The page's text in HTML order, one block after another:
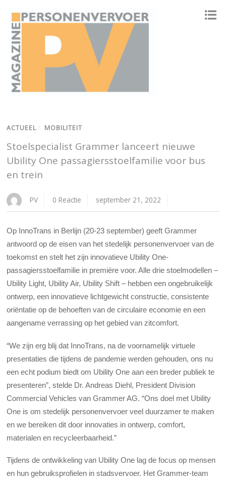
ACTUEEL / MOBILITEIT
Stoelspecialist Grammer lanceert nieuwe
Ubility One passagiersstoelfamilie voor bus
en trein
PV 0 Reactie september 21, 2022
Op InnoTrans in Berlijn (20-23 september) geeft Grammer
antwoord op de eisen van het stedelijk personenvervoer van de
toekomst en stelt het zijn innovatieve Ubility One-
passagiersstoelfamilie in premiëre voor. Alle drie stoelmodellen –
Ubility Light, Ubility Air, Ubility Shift – hebben een ongebruikelijk
ontwerp, een innovatieve lichtgewicht constructie, consistente
oriëntatie op de behoeften van de circulaire economie en een
aangename verrassing op het gebied van zitcomfort.
“We zijn erg blij dat InnoTrans, na de voornamelijk virtuele
presentaties die tijdens de pandemie werden gehouden, ons nu
een echt podium biedt om Ubility One aan een breder publiek te
presenteren”, stelde Dr. Andreas Diehl, President Division
Commercial Vehicles van Grammer AG. “Ons doel met Ubility
One is om stedelijk personenvervoer veel duurzamer te maken
en we bereiken dit door innovaties in ontwerp, comfort,
materialen en recycleerbaarheid.”
Tijdens de ontwikkeling van Ubility One lag de focus op mensen
en hun gebruiksprofielen in stadsvervoer. Het Grammer-team